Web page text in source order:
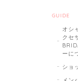
GUIDE
オシ
クセ
ーに
ショ